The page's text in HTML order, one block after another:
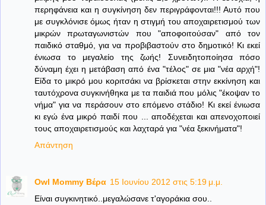
περηφάνεια και η συγκίνηση δεν περιγράφονται!!! Αυτό που
με συγκλόνισε όμως ήταν η στιγμή του αποχαιρετισμού των
μικρών πρωταγωνιστών που "αποφοιτούσαν" από τον
παιδικό σταθμό, για να προβιβαστούν στο δημοτικό! Κι εκεί
ένιωσα το μεγαλείο της ζωής! Συνειδητοποίησα πόσο
δύναμη έχει η μετάβαση από ένα "τέλος" σε μια "νέα αρχή"!
Είδα το μικρό μου κοριτσάκι να βρίσκεται στην εκκίνηση και
ταυτόχρονα συγκινήθηκα με τα παιδιά που μόλις "έκοψαν το
νήμα" για να περάσουν στο επόμενο στάδιο! Κι εκεί ένιωσα
κι εγώ ένα μικρό παιδί που ... αποδέχεται και απενοχοποιεί
τους αποχαιρετισμούς και λαχταρά για "νέα ξεκινήματα"!
Απάντηση
Owl Mommy Βέρα 15 Ιουνίου 2012 στις 5:19 μ.μ.
Είναι συγκινητικό..μεγαλώσανε τ'αγοράκια σου..